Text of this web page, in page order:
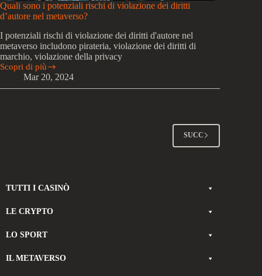
Quali sono i potenziali rischi di violazione dei diritti
d’autore nel metaverso?
I potenziali rischi di violazione dei diritti d'autore nel
metaverso includono pirateria, violazione dei diritti di
marchio, violazione della privacy
Scopri di più
Quali
i
Mar 20, 2024
SUCC
TUTTI I CASINÒ
LE CRYPTO
LO SPORT
IL METAVERSO